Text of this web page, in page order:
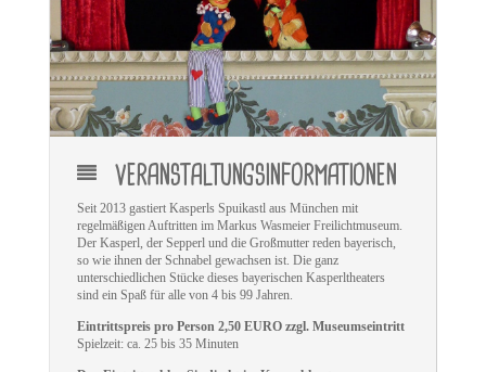
VERANSTALTUNGSINFORMATIONEN
Seit 2013 gastiert Kasperls Spuikastl aus München mit
regelmäßigen Auftritten im Markus Wasmeier Freilichtmuseum.
Der Kasperl, der Sepperl und die Großmutter reden bayerisch,
so wie ihnen der Schnabel gewachsen ist. Die ganz
unterschiedlichen Stücke dieses bayerischen Kasperltheaters
sind ein Spaß für alle von 4 bis 99 Jahren.
Eintrittspreis pro Person 2,50 EURO zzgl. Museumseintritt
Spielzeit: ca. 25 bis 35 Minuten